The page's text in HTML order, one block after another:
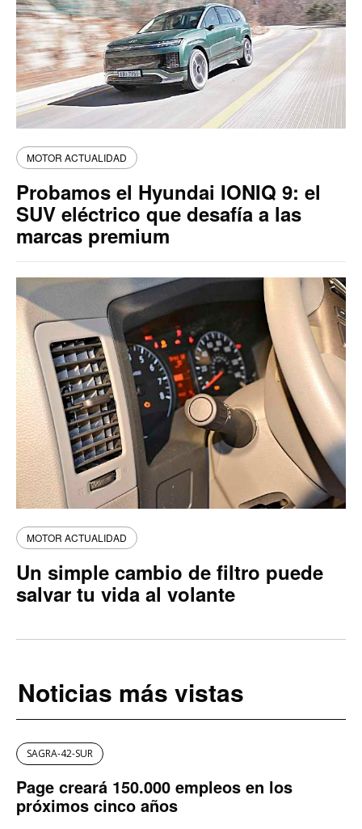
MOTOR ACTUALIDAD
Probamos el Hyundai IONIQ 9: el
SUV eléctrico que desafía a las
marcas premium
MOTOR ACTUALIDAD
Un simple cambio de filtro puede
salvar tu vida al volante
Noticias más vistas
SAGRA-42-SUR
Page creará 150.000 empleos en los
próximos cinco años